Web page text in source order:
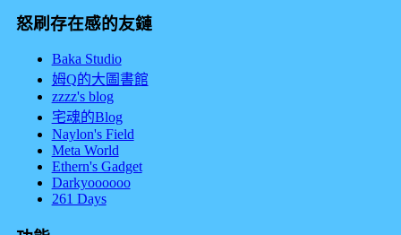
怒刷存在感的友鏈
Baka Studio
姆Q的大圖書館
zzzz's blog
宅魂的Blog
Naylon's Field
Meta World
Ethern's Gadget
Darkyoooooo
261 Days